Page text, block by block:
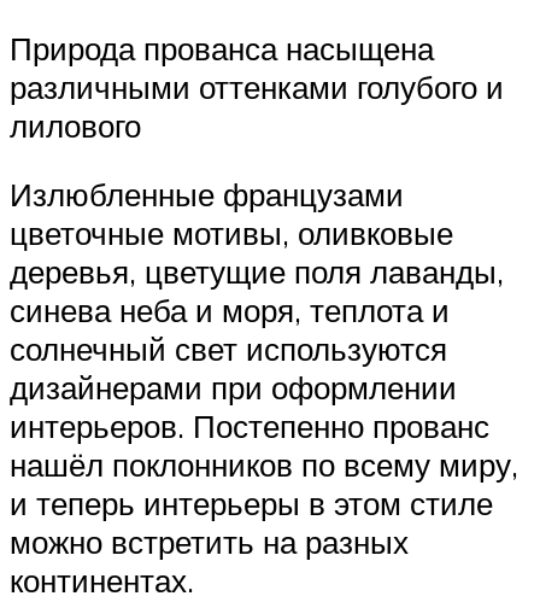
Природа прованса насыщена
различными оттенками голубого и
лилового
Излюбленные французами
цветочные мотивы, оливковые
деревья, цветущие поля лаванды,
синева неба и моря, теплота и
солнечный свет используются
дизайнерами при оформлении
интерьеров. Постепенно прованс
нашёл поклонников по всему миру,
и теперь интерьеры в этом стиле
можно встретить на разных
континентах.